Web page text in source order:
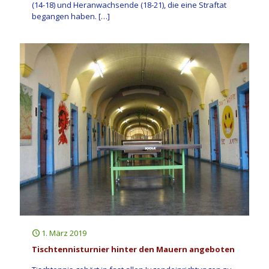
(14-18) und Heranwachsende (18-21), die eine Straftat
begangen haben. […]
1. März 2019
Tischtennisturnier hinter den Mauern angeboten